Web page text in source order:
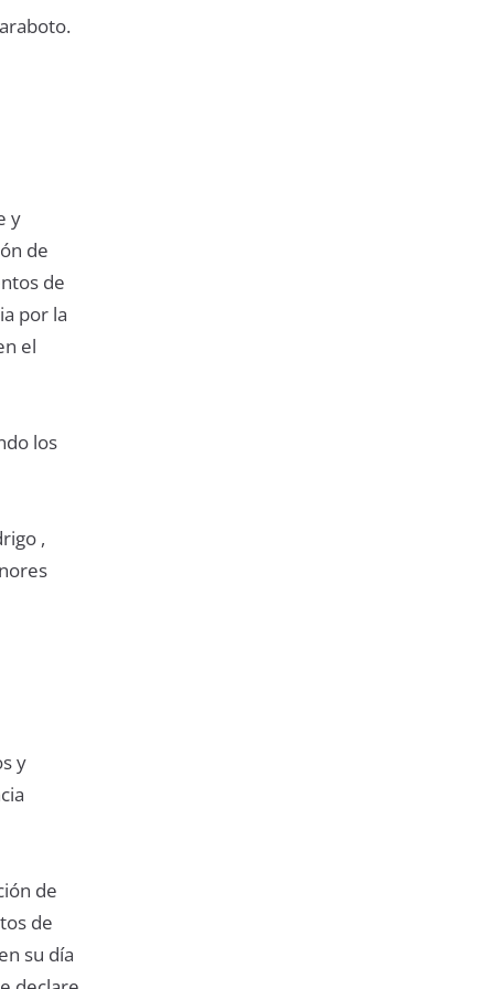
y
de
de
por la
el
los
,
y
de
de
su día